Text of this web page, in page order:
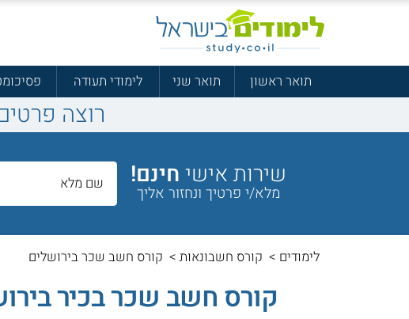
תואר ראשון תואר שני לימודי תעודה
רוצה
שירות אישיחינם!
מלא/י פרטיך ונחזור אליך
לימודים > קורס חשבונאות > קורס חשב שכר בירושלים
קורס חשב שכר בכיר